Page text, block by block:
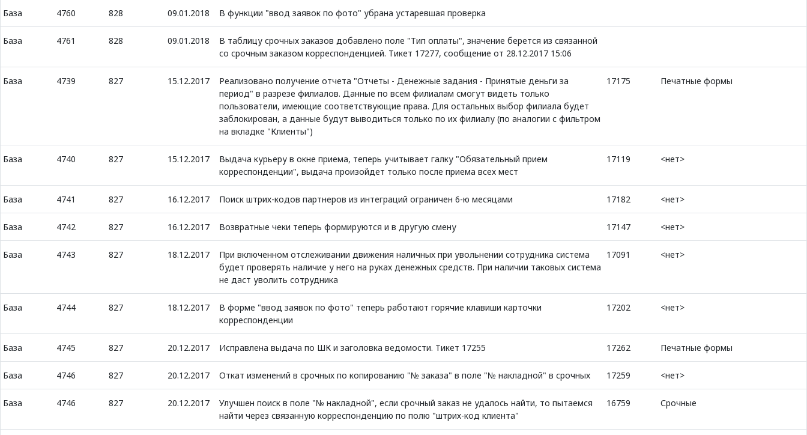
База 4760 828 09.01.2018 В функции "ввод заявок по фото" убрана устаревшая проверка
База 4761 828 09.01.2018
В таблицу срочных заказов добавлено поле "Тип оплаты", значение берется из связанной
со срочным заказом корреспонденцией. Тикет 17277, сообщение от 28.12.2017 15:06
База 4739 827 15.12.2017
Реализовано получение отчета "Отчеты - Денежные задания - Принятые деньги за
период" в разрезе филиалов. Данные по всем филиалам смогут видеть только
пользователи, имеющие соответствующие права. Для остальных выбор филиала будет
заблокирован, а данные будут выводиться только по их филиалу (по аналогии с фильтром
на вкладке "Клиенты")
17175 Печатные формы
База 4740 827 15.12.2017
Выдача курьеру в окне приема, теперь учитывает галку "Обязательный прием
корреспонденции", выдача произойдет только после приема всех мест
17119 <нет>
База 4741 827 16.12.2017 Поиск штрих-кодов партнеров из интеграций ограничен 6-ю месяцами 17182 <нет>
База 4742 827 16.12.2017 Возвратные чеки теперь формируются и в другую смену 17147 <нет>
База 4743 827 18.12.2017
При включенном отслеживании движения наличных при увольнении сотрудника система
будет проверять наличие у него на руках денежных средств. При наличии таковых система
не даст уволить сотрудника
17091 <нет>
База 4744 827 18.12.2017
В форме "ввод заявок по фото" теперь работают горячие клавиши карточки
корреспонденции
17202 <нет>
База 4745 827 20.12.2017 Исправлена выдача по ШК и заголовка ведомости. Тикет 17255 17262 Печатные формы
База 4746 827 20.12.2017 Откат изменений в срочных по копированию "№ заказа" в поле "№ накладной" в срочных 17259 <нет>
База 4746 827 20.12.2017
Улучшен поиск в поле "№ накладной", если срочный заказ не удалось найти, то пытаемся
найти через связанную корреспонденцию по полю "штрих-код клиента"
16759 Срочные